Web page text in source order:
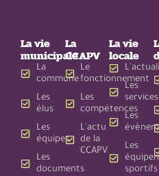
La vie
municipale
La
commune
Les
élus
Les
équipes
Les
documents
La
CCAPV
Le
fonctionnement
Les
compétences
L'actu
de la
CCAPV
La vie
locale
Les
services
Les
Les
sportifs